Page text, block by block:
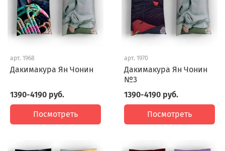
арт. 1968
Дакимакура Ян Чонин
1390-4190 руб.
Посмотреть
арт. 1970
Дакимакура Ян Чонин
№3
1390-4190 руб.
Посмотреть